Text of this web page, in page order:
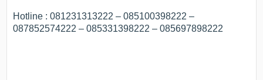
Hotline : 081231313222 – 085100398222 –
087852574222 – 085331398222 – 085697898222